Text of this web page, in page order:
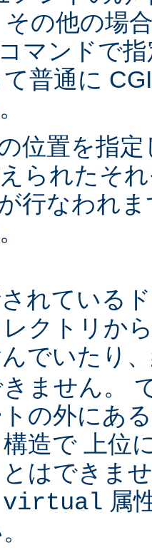
の他の場
マンドで
普通に
位置を指
られたそ
行なわれ
れている
クトリか
でいたり
ません。
の外にあ
造で 上位
はできま
virtual 属